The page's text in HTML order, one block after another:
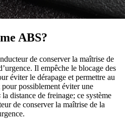
ABS?
de conserver la maîtrise de
Il empêche le blocage des
éviter le dérapage et permettre au
possiblement éviter une
la distance de freinage; ce système
de conserver la maîtrise de la